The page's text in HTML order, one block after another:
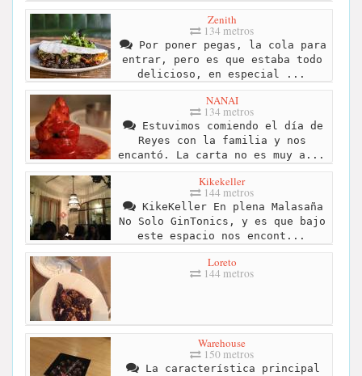
Zenith
134 metros
Por poner pegas, la cola para
entrar, pero es que estaba todo
delicioso, en especial ...
NANAI
134 metros
Estuvimos comiendo el día de
Reyes con la familia y nos
encantó. La carta no es muy a...
Kikekeller
144 metros
KikeKeller En plena Malasaña
No Solo GinTonics, y es que bajo
este espacio nos encont...
Loreto
144 metros
Warehouse
150 metros
La característica principal